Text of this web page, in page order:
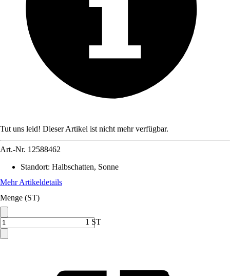
Tut uns leid! Dieser Artikel ist nicht mehr verfügbar.
Art.-Nr. 12588462
Standort: Halbschatten, Sonne
Mehr Artikeldetails
Menge (ST)
1 ST